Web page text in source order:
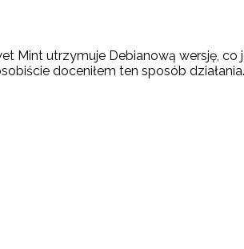
Mint utrzymuje Debianową wersję,
doceniłem ten sposób działania.